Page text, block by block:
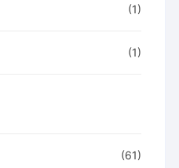
(1)
(1)
(61)